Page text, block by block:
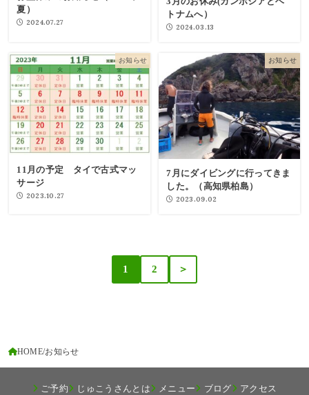
夏）
2024.07.27
トナムへ）
2024.03.13
お知らせ
11月の予定 タイで古式マッ
サージ
2023.10.27
お知らせ
7月にダイビングに行ってきま
した。（高知県柏島）
2023.09.02
1 2 ＞
HOME お知らせ
ご予約 じゅこうさんとは メニュー ブログ アクセス